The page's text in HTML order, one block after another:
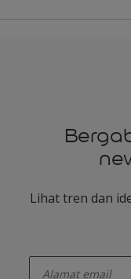
Lihat tren dan